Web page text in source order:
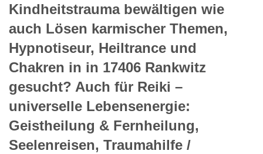
Kindheitstrauma bewältigen wie
auch Lösen karmischer Themen,
Hypnotiseur, Heiltrance und
Chakren in in 17406 Rankwitz
gesucht? Auch für Reiki –
universelle Lebensenergie:
Geistheilung & Fernheilung,
Seelenreisen, Traumahilfe /